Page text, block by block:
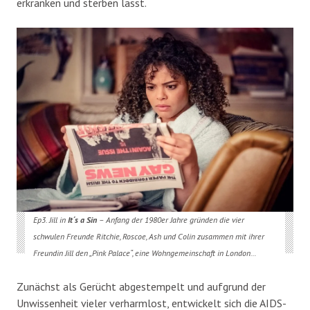
Ep3. Jill in It´s a Sin– Anfang der 1980er Jahre gründen die vier
schwulen Freunde Ritchie, Roscoe, Ash und Colin zusammen mit ihrer
Freundin Jill den „Pink Palace“, eine Wohngemeinschaft in London…
Zunächst als Gerücht abgestempelt und aufgrund der
Unwissenheit vieler verharmlost, entwickelt sich die AIDS-